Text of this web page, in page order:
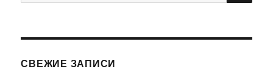
СВЕЖИЕ ЗАПИСИ